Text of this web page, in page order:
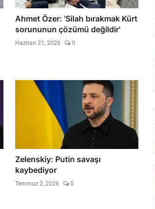
Ahmet Özer: 'Silah bırakmak Kürt
sorununun çözümü değildir'
Haziran 21, 2026 0
Zelenskiy: Putin savaşı
kaybediyor
Temmuz 2, 2026 0